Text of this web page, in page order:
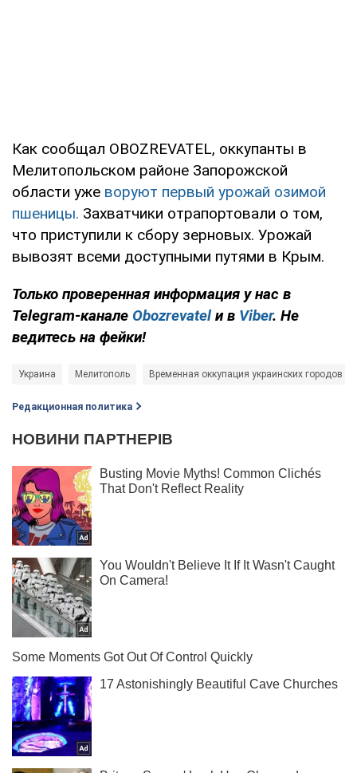
Как сообщал OBOZREVATEL, оккупанты в
Мелитопольском районе Запорожской
области уже воруют первый урожай озимой
пшеницы. Захватчики отрапортовали о том,
что приступили к сбору зерновых. Урожай
вывозят всеми доступными путями в Крым.
Только проверенная информация у нас в
Telegram-канале Obozrevatelи в Viber. Не
ведитесь на фейки!
Украина Мелитополь Временная оккупация украинских городов
Редакционная политика